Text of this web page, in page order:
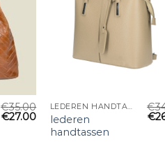
€35.00
€27.00
LEDEREN HANDTASSEN
lederen
handtassen
€
€